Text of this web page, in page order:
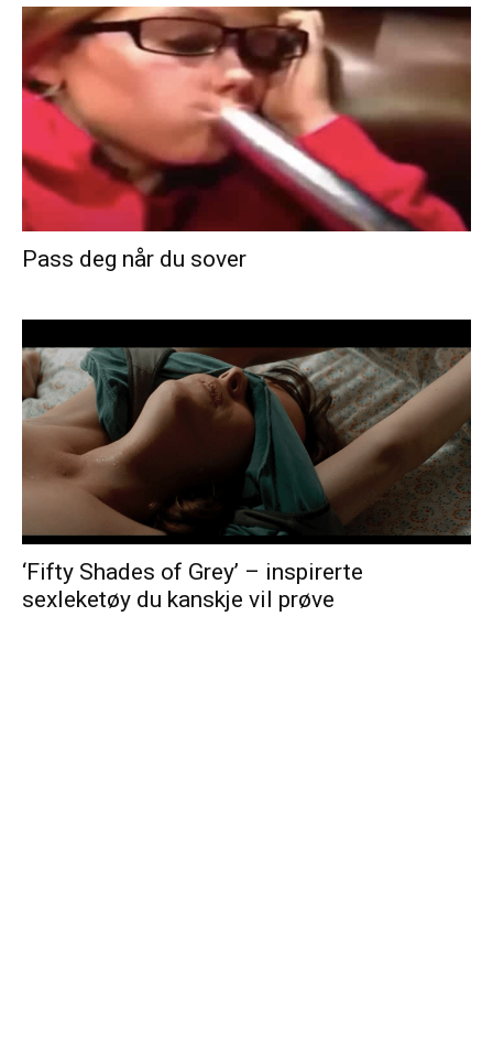
Pass deg når du sover
‘Fifty Shades of Grey’ – inspirerte
sexleketøy du kanskje vil prøve